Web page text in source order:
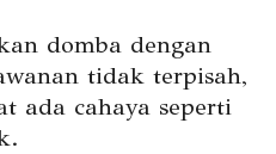
domba dengan
tidak terpisah,
ada cahaya seperti